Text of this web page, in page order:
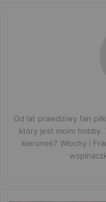
Od lat prawdziwy fan
który jest moim
kierunek? Włochy i